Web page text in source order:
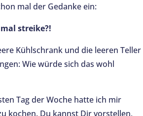
mal der Gedanke ein:
streike?!
Kühlschrank und die leeren Teller
Wie würde sich das wohl
Tag der Woche hatte ich mir
kochen. Du kannst Dir vorstellen,